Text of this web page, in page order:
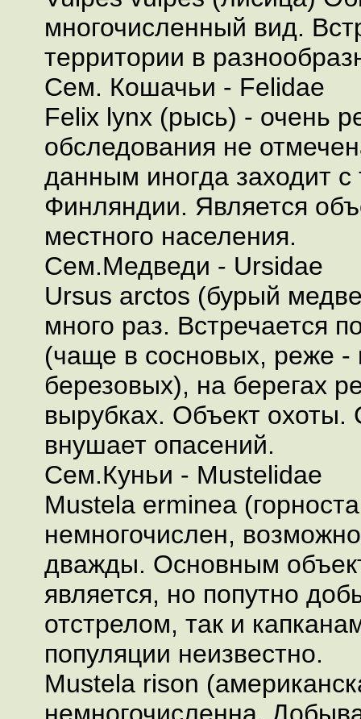
многочисленный вид.
территории в
Сем. Кошачьи - Felidae
Felix lynx (рысь) - очень
обследования не
данным иногда заходит с
Финляндии. Является
местного населения.
Сем.Медведи - Ursidae
Ursus arctos (бурый
много раз. Встречается
(чаще в сосновых, реже -
березовых), на берегах
вырубках. Объект охоты.
внушает опасений.
Сем.Куньи - Mustelidae
Mustela erminea
немногочислен,
дважды. Основным
является, но попутно
отстрелом, так и
популяции неизвестно.
Mustela rison